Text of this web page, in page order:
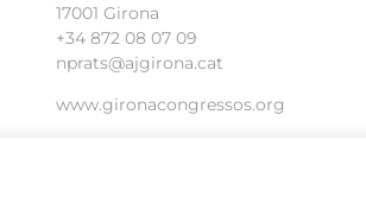
17001 Girona
+34 872 08 07 09
nprats@ajgirona.cat
www.gironacongressos.org